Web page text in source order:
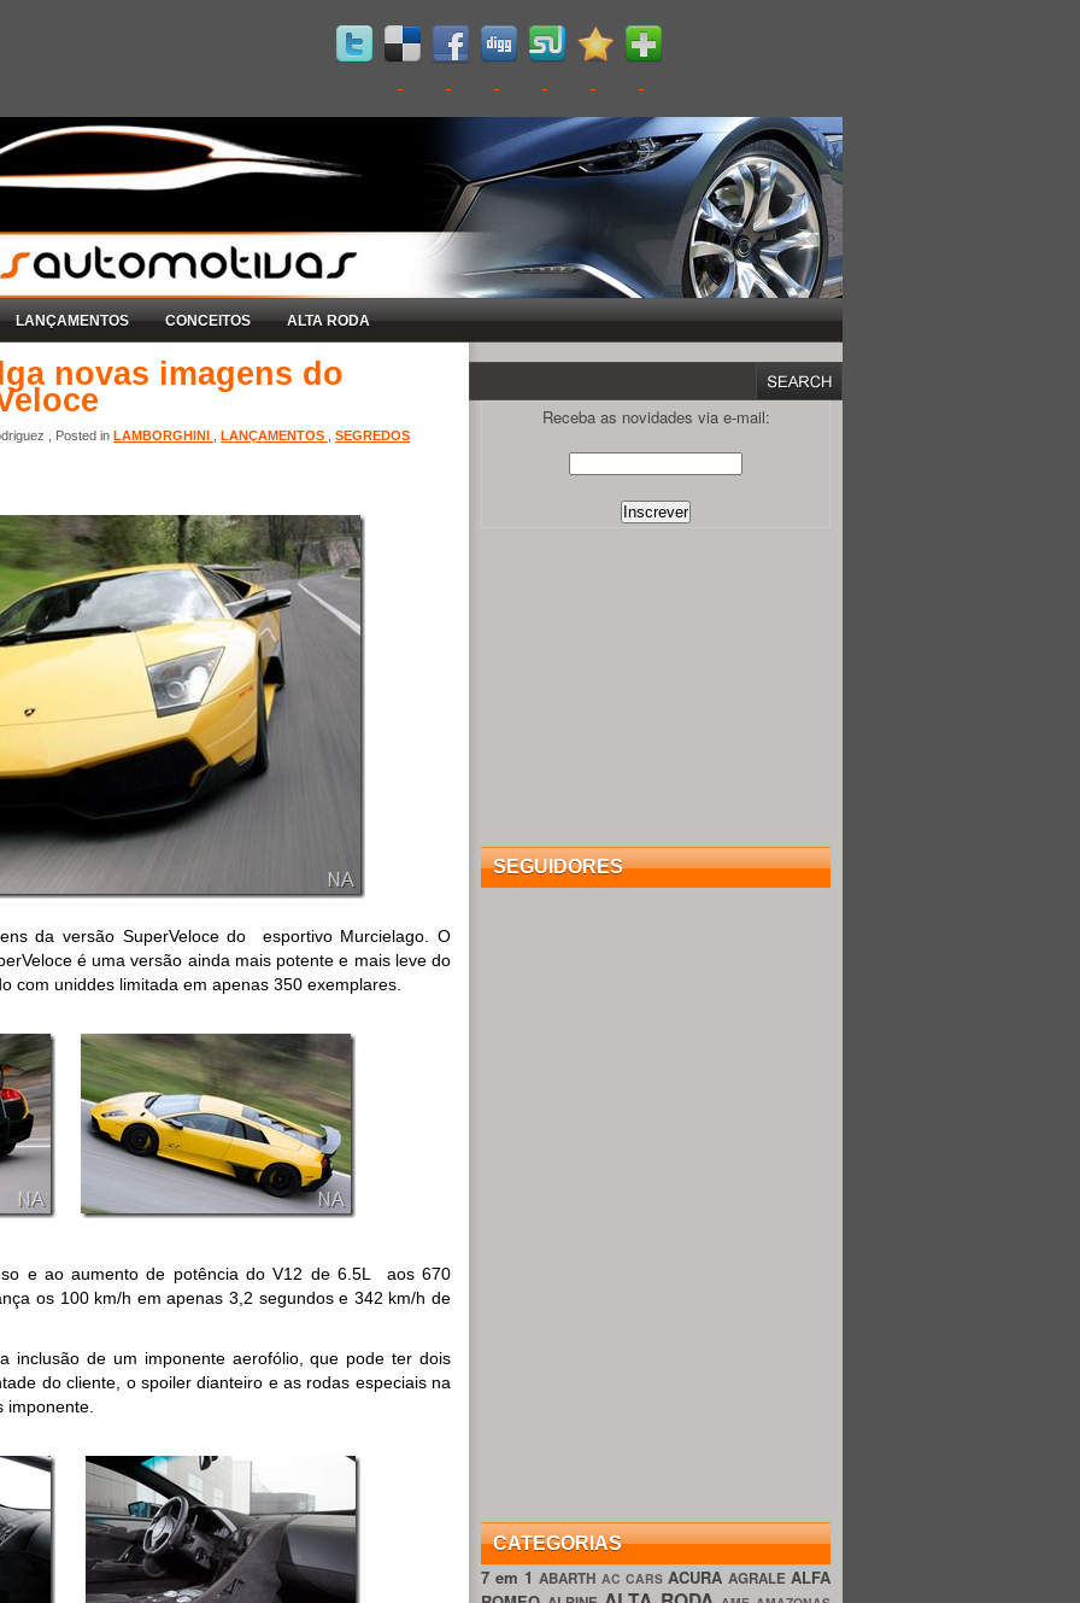
LANÇAMENTOS CONCEITOS ALTA RODA
novas imagens do
, Posted in LAMBORGHINI LANÇAMENTOS SEGREDOS
da versão SuperVeloce do esportivo Murcielago. O
é uma versão ainda mais potente e mais leve do
com uniddes limitada em apenas 350 exemplares.
e ao aumento de potência do V12 de 6.5L aos 670
os 100 km/h em apenas 3,2 segundos e 342 km/h de
inclusão de um imponente aerofólio, que pode ter dois
do cliente, o spoiler dianteiro e as rodas especiais na
Receba as novidades via e-mail:
SEGUIDORES
CATEGORIAS
7 em 1ABARTH AC CARS ACURA AGRALE ALFA